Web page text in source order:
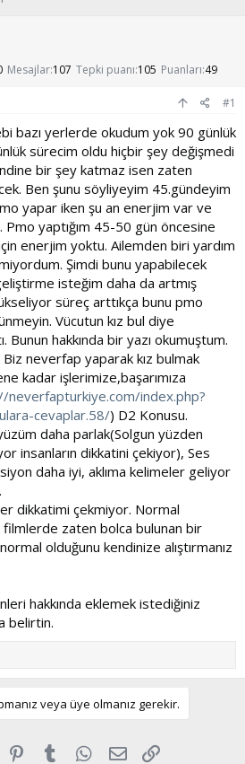
Mesajlar 107 Tepki puanı 105 Puanları 49
#1
bazı yerlerde okudum yok 90 günlük
sürecim oldu hiçbir şey değişmedi
bir şey katmaz isen zaten
Ben şunu söyliyeyim 45.gündeyim
yapar iken şu an enerjim var ve
yaptığım 45-50 gün öncesine
enerjim yoktu. Ailemden biri yardım
Şimdi bunu yapabilecek
isteğim daha da artmış
süreç arttıkça bunu pmo
Vücutun kız bul diye
Bunun hakkında bir yazı okumuştum.
neverfap yaparak kız bulmak
kadar işlerimize,başarımıza
neverfapturkiye.com/index.php?
cevaplar.58/) D2 Konusu.
daha parlak(Solgun yüzden
insanların dikkatini çekiyor), Ses
daha iyi, aklıma kelimeler geliyor
dikkatimi çekmiyor. Normal
filmlerde zaten bolca bulunan bir
olduğunu kendinize alıştırmanız
hakkında eklemek istediğiniz
belirtin.
veya üye olmanız gerekir.
Reddit Pinterest
Tumblr WhatsApp
E-posta